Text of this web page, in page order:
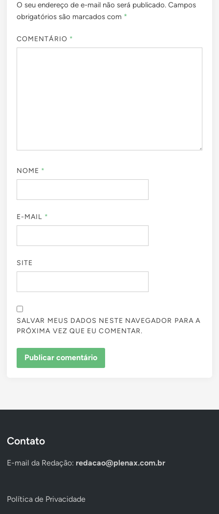
O seu endereço de e-mail não será publicado. Campos
obrigatórios são marcados com *
COMENTÁRIO *
NOME *
E-MAIL *
SITE
SALVAR MEUS DADOS NESTE NAVEGADOR PARA A
PRÓXIMA VEZ QUE EU COMENTAR.
Contato
E-mail da Redação: redacao@plenax.com.br
Política de Privacidade